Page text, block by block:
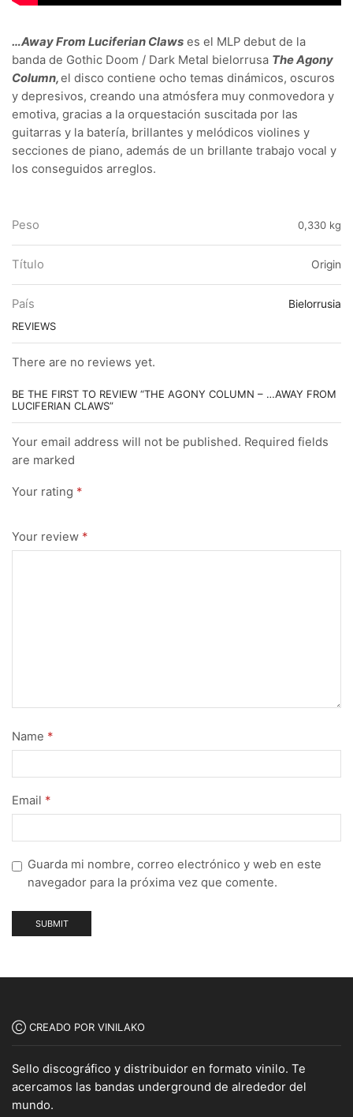
…Away From Luciferian Claws es el MLP debut de la
banda de Gothic Doom / Dark Metal bielorrusa The Agony
Column,el disco contiene ocho temas dinámicos, oscuros
y depresivos, creando una atmósfera muy conmovedora y
emotiva, gracias a la orquestación suscitada por las
guitarras y la batería, brillantes y melódicos violines y
secciones de piano, además de un brillante trabajo vocal y
los conseguidos arreglos.
Peso 0,330 kg
Título Origin
País
Bielorrusia
REVIEWS
There are no reviews yet.
BE THE FIRST TO REVIEW “THE AGONY COLUMN – …AWAY FROM
LUCIFERIAN CLAWS”
Your email address will not be published. Required fields
are marked
Your rating *
Your review *
Name *
Email *
Guarda mi nombre, correo electrónico y web en este
navegador para la próxima vez que comente.
Ⓒ CREADO POR VINILAKO
Sello discográfico y distribuidor en formato vinilo. Te
acercamos las bandas underground de alrededor del
mundo.